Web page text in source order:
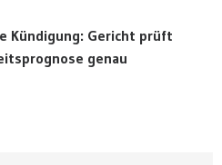
Kündigung: Gericht prüft
genau